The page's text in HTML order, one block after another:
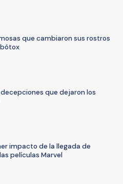
que cambiaron sus rostros
que dejaron los
impacto de la llegada de
películas Marvel